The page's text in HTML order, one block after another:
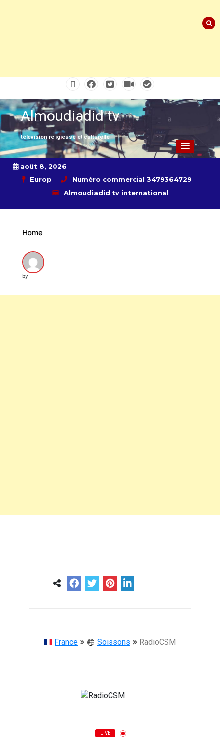
content
Almoudiadid tv
télévision religieuse et culturelle
août 8, 2026
Europ
Numéro commercial 3479364729
Almoudiadid tv international
Home
by
France Soissons RadioCSM
LIVE